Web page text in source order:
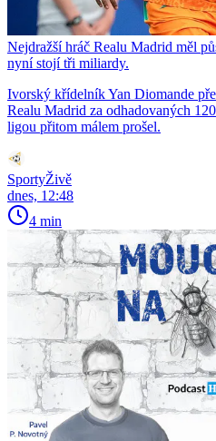
Nejdražší hráč Realu Madrid měl
nyní stojí tři miliardy.
Ivorský křídelník Yan Diomande
Realu Madrid za odhadovaných
ligou přitom málem prošel.
SportyŽivě
dnes, 12:48
4 min